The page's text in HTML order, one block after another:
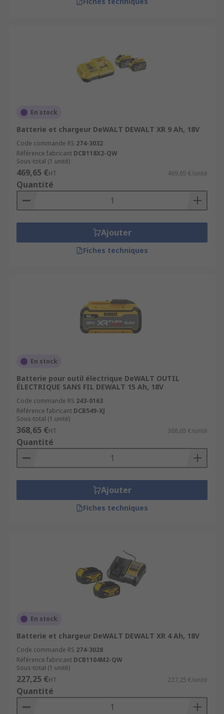
En stock
Batterie et chargeur DeWALT DEWALT XR 9 Ah, 18V
Code commande RS 274-3032
Référence fabricant DCB118X2-QW
Sous-total (1 unité)
469,65 €HT 469,65 €/unité
Quantité
Ajouter
Fiches techniques
En stock
Batterie pour outil électrique DeWALT OUTIL
ÉLECTRIQUE SANS FIL DEWALT 15 Ah, 18V
Code commande RS 243-0163
Référence fabricant DCB549-XJ
Sous-total (1 unité)
368,65 €HT 368,65 €/unité
Quantité
Ajouter
Fiches techniques
En stock
Batterie et chargeur DeWALT DEWALT XR 4 Ah, 18V
Code commande RS 274-3028
Référence fabricant DCB1104M2-QW
Sous-total (1 unité)
227,25 €HT 227,25 €/unité
Quantité